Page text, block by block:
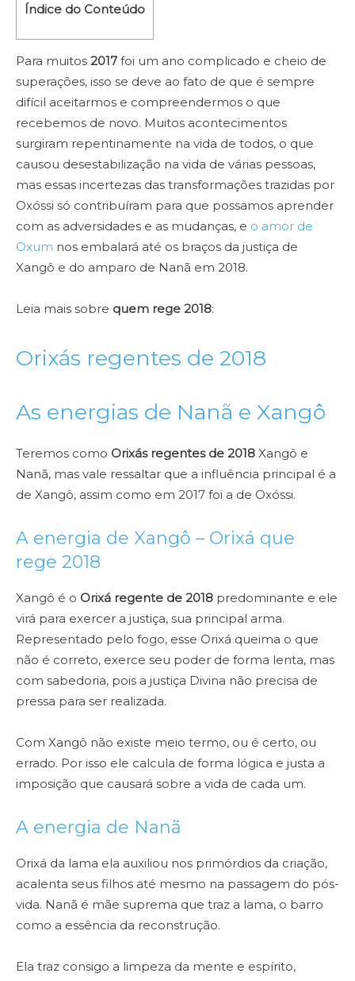
Índice do Conteúdo
Para muitos 2017 foi um ano complicado e cheio de
superações, isso se deve ao fato de que é sempre
difícil aceitarmos e compreendermos o que
recebemos de novo. Muitos acontecimentos
surgiram repentinamente na vida de todos, o que
causou desestabilização na vida de várias pessoas,
mas essas incertezas das transformações trazidas por
Oxóssi só contribuíram para que possamos aprender
com as adversidades e as mudanças, e o amor de
Oxum nos embalará até os braços da justiça de
Xangô e do amparo de Nanã em 2018.
Leia mais sobre quem rege 2018:
Orixás regentes de 2018
As energias de Nanã e Xangô
Teremos como Orixás regentes de 2018 Xangô e
Nanã, mas vale ressaltar que a influência principal é a
de Xangô, assim como em 2017 foi a de Oxóssi.
A energia de Xangô – Orixá que
rege 2018
Xangô é o Orixá regente de 2018 predominante e ele
virá para exercer a justiça, sua principal arma.
Representado pelo fogo, esse Orixá queima o que
não é correto, exerce seu poder de forma lenta, mas
com sabedoria, pois a justiça Divina não precisa de
pressa para ser realizada.
Com Xangô não existe meio termo, ou é certo, ou
errado. Por isso ele calcula de forma lógica e justa a
imposição que causará sobre a vida de cada um.
A energia de Nanã
Orixá da lama ela auxiliou nos primórdios da criação,
acalenta seus filhos até mesmo na passagem do pós-
vida. Nanã é mãe suprema que traz a lama, o barro
como a essência da reconstrução.
Ela traz consigo a limpeza da mente e espírito,